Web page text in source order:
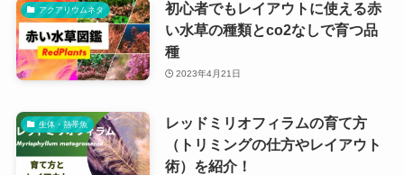
アクアリウムネタ
初心者でもレイアウトに使える赤
い水草の種類とco2なしで育つ品
種
2023年4月21日
生体・熱帯魚
レッドミリオフィラムの育て方
（トリミングの仕方やレイアウト
術）を紹介！